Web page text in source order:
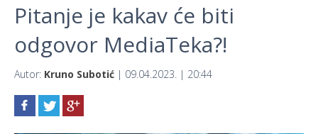
Pitanje je kakav će biti
odgovor MediaTeka?!
Autor: Kruno Subotić | 09.04.2023. | 20:44